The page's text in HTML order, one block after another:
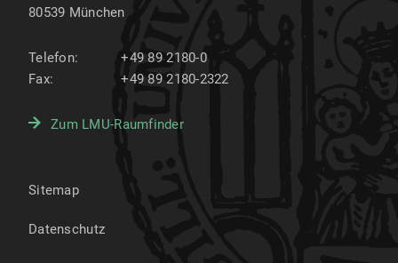
80539 München
Telefon:
+49 89 2180-0
Fax:
+49 89 2180-2322
Zum LMU-Raumfinder
Sitemap
Datenschutz